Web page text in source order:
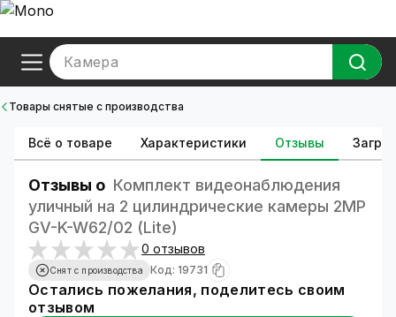
Камера
Товары снятые с производства
Всё о товаре Характеристики Отзывы
Отзывы о Комплект видеонаблюдения
уличный на 2 цилиндрические камеры 2MP
GV-K-W62/02 (Lite)
0 отзывов
Снят с производства Код: 19731
Остались пожелания, поделитесь своим
отзывом